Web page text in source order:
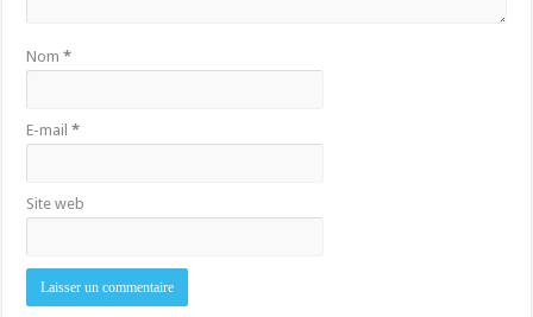
Nom*
E-mail*
Site web